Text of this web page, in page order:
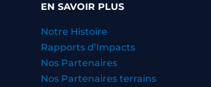
EN SAVOIR PLUS
Notre Histoire
Rapports d’Impacts
Nos Partenaires
Nos Partenaires terrains